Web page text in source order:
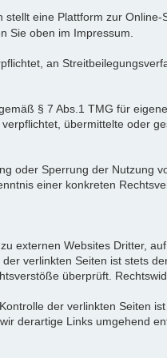
stellt eine Plattform zur
Sie oben im Impressum.
an
§ 7 Abs.1 TMG für
übermittelte oder
oder Sperrung der Nutzung
einer konkreten
externen Websites Dritter,
verlinkten Seiten ist stets
überprüft.
der verlinkten Seiten
derartige Links umgehend